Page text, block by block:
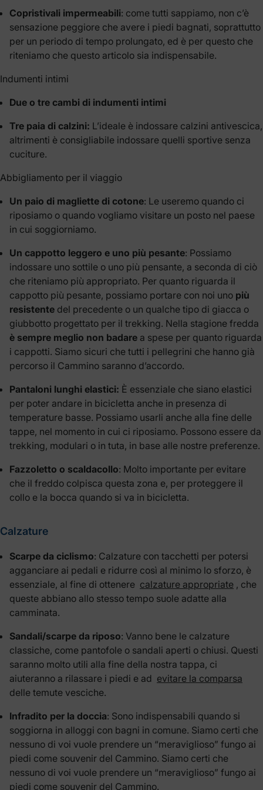
Copristivali impermeabili: come tutti sappiamo, non c’è
sensazione peggiore che avere i piedi bagnati, soprattutto
per un periodo di tempo prolungato, ed è per questo che
riteniamo che questo articolo sia indispensabile.
Indumenti intimi
Due o tre cambi di indumenti intimi
Tre paia di calzini: L’ideale è indossare calzini antivescica,
altrimenti è consigliabile indossare quelli sportive senza
cuciture.
Abbigliamento per il viaggio
Un paio di magliette di cotone: Le useremo quando ci
riposiamo o quando vogliamo visitare un posto nel paese
in cui soggiorniamo.
Un cappotto leggero e uno più pesante: Possiamo
indossare uno sottile o uno più pensante, a seconda di ciò
che riteniamo più appropriato. Per quanto riguarda il
cappotto più pesante, possiamo portare con noi uno più
resistente del precedente o un qualche tipo di giacca o
giubbotto progettato per il trekking. Nella stagione fredda
è sempre meglio non badare a spese per quanto riguarda
i cappotti. Siamo sicuri che tutti i pellegrini che hanno già
percorso il Cammino saranno d’accordo.
Pantaloni lunghi elastici: È essenziale che siano elastici
per poter andare in bicicletta anche in presenza di
temperature basse. Possiamo usarli anche alla fine delle
tappe, nel momento in cui ci riposiamo. Possono essere da
trekking, modulari o in tuta, in base alle nostre preferenze.
Fazzoletto o scaldacollo: Molto importante per evitare
che il freddo colpisca questa zona e, per proteggere il
collo e la bocca quando si va in bicicletta.
Calzature
Scarpe da ciclismo: Calzature con tacchetti per potersi
agganciare ai pedali e ridurre così al minimo lo sforzo, è
essenziale, al fine di ottenere calzature appropriate , che
queste abbiano allo stesso tempo suole adatte alla
camminata.
Sandali/scarpe da riposo: Vanno bene le calzature
classiche, come pantofole o sandali aperti o chiusi. Questi
saranno molto utili alla fine della nostra tappa, ci
aiuteranno a rilassare i piedi e ad evitare la comparsa
delle temute vesciche.
Infradito per la doccia: Sono indispensabili quando si
soggiorna in alloggi con bagni in comune. Siamo certi che
nessuno di voi vuole prendere un “meraviglioso” fungo ai
piedi come souvenir del Cammino. Siamo certi che
nessuno di voi vuole prendere un “meraviglioso” fungo ai
piedi come souvenir del Cammino.